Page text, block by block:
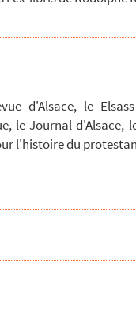
d'Alsace, le
le Journal d'Alsace,
l'histoire du